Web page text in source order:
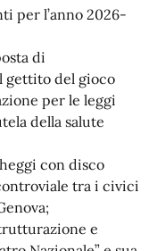
per l’anno 2026-
di
gettito del gioco
per le leggi
della salute
con disco
tra i civici
e